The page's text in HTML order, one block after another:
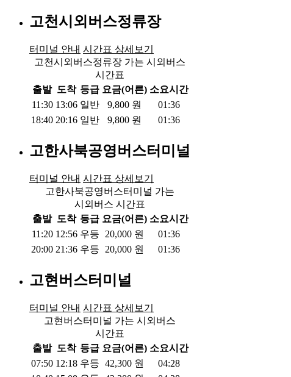
고천시외버스정류장
터미널 안내 시간표 상세보기
고천시외버스정류장 가는 시외버스
시간표
출발 도착 등급 요금(어른) 소요시간
11:30 13:06 일반 9,800 원
01:36
18:40 20:16 일반 9,800 원 01:36
고한사북공영버스터미널
터미널 안내 시간표 상세보기
고한사북공영버스터미널 가는
시외버스 시간표
출발 도착 등급 요금(어른) 소요시간
11:20 12:56 우등 20,000 원
01:36
20:00 21:36 우등 20,000 원 01:36
고현버스터미널
터미널 안내 시간표 상세보기
고현버스터미널 가는 시외버스
시간표
출발 도착 등급 요금(어른) 소요시간
07:50 12:18 우등 42,300 원
04:28